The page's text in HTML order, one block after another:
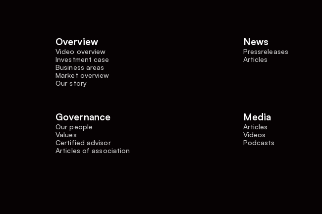
Overview
Video overview
Investment case
Business areas
Market overview
Our story
News
Pressreleases
Articles
Governance
Our people
Values
Certified advisor
Articles of association
Media
Articles
Videos
Podcasts